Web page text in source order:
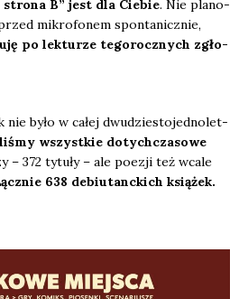
B” jest dla Cie­bie. Nie pla­no­
mikro­fo­nem spon­ta­nicz­nie,
po lek­tu­rze tego­rocz­nych zgło­
nie było w całej dwu­dzie­sto­jed­no­let­
wszyst­kie dotych­cza­so­we
– 372 tytu­ły – ale poezji też wca­le
638 debiu­tanc­kich ksią­żek.